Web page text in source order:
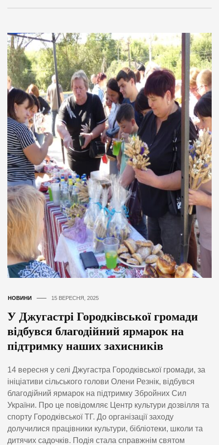
НОВИНИ 15 ВЕРЕСНЯ, 2025
У Джугастрі Городківської громади
відбувся благодійний ярмарок на
підтримку наших захисників
14 вересня у селі Джугастра Городківської громади, за
ініціативи сільського голови Олени Резнік, відбувся
благодійний ярмарок на підтримку Збройних Сил
України. Про це повідомляє Центр культури дозвілля та
спорту Городківської ТГ. До організації заходу
долучилися працівники культури, бібліотеки, школи та
дитячих садочків. Подія стала справжнім святом